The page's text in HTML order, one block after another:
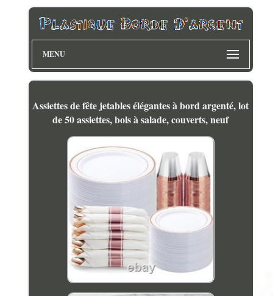
MENU
Assiettes de fête jetables élégantes à bord argenté, lot
de 50 assiettes, bols à salade, couverts, neuf